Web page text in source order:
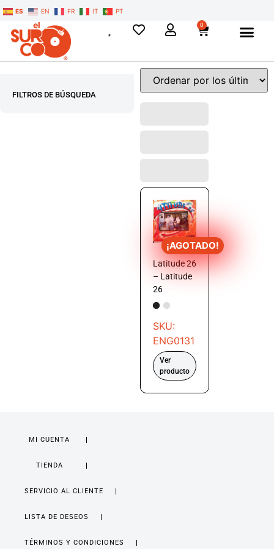
ES EN FR IT PT
0
FILTROS DE BÚSQUEDA
¡AGOTADO!
Latitude 26
– Latitude
26
SKU:
ENG0131
Ver
producto
MI CUENTA
TIENDA
SERVICIO AL CLIENTE
LISTA DE DESEOS
TÉRMINOS Y CONDICIONES